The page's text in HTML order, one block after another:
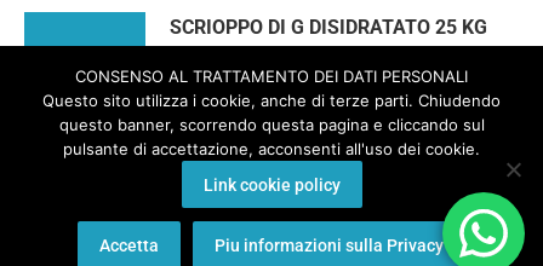
SCRIOPPO DI G DISIDRATATO 25 KG
45,33€
Aggiungi al carrello
© 2024 DESIGN BY WEB HIPER
CONSENSO AL TRATTAMENTO DEI DATI PERSONALI
Questo sito utilizza i cookie, anche di terze parti. Chiudendo
questo banner, scorrendo questa pagina e cliccando sul
pulsante di accettazione, acconsenti all'uso dei cookie.
Link cookie policy
Accetta Piu informazioni sulla Privacy